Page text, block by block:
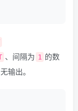
、间隔为 1 的数
无输出。